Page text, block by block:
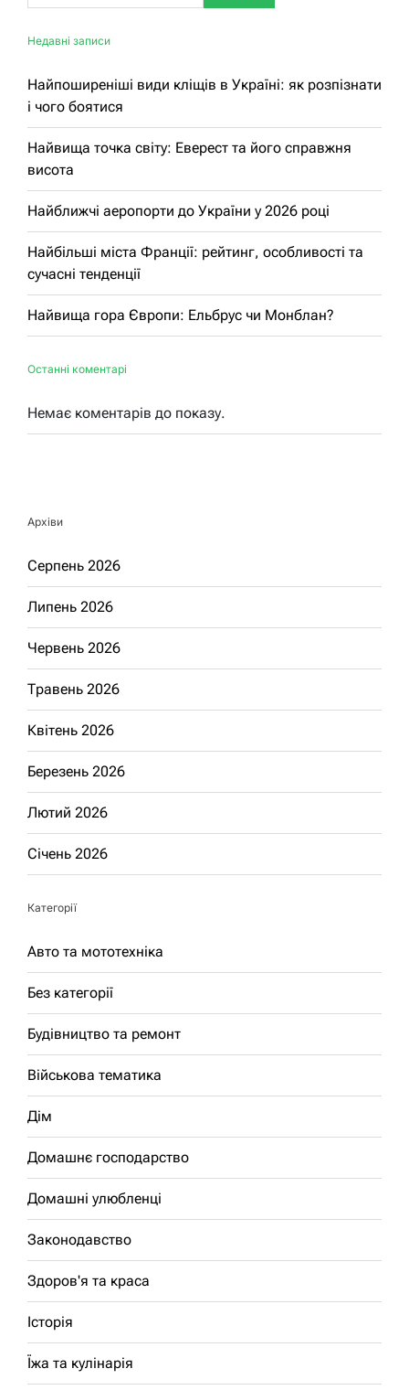
Недавні записи
Найпоширеніші види кліщів в Україні: як розпізнати
і чого боятися
Найвища точка світу: Еверест та його справжня
висота
Найближчі аеропорти до України у 2026 році
Найбільші міста Франції: рейтинг, особливості та
сучасні тенденції
Найвища гора Європи: Ельбрус чи Монблан?
Останні коментарі
Немає коментарів до показу.
Архіви
Серпень 2026
Липень 2026
Червень 2026
Травень 2026
Квітень 2026
Березень 2026
Лютий 2026
Січень 2026
Категорії
Авто та мототехніка
Без категорії
Будівництво та ремонт
Військова тематика
Дім
Домашнє господарство
Домашні улюбленці
Законодавство
Здоров'я та краса
Історія
Їжа та кулінарія